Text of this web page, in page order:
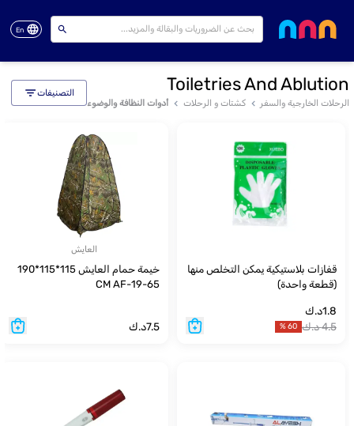
En
Toiletries And Ablution
الرحلات الخارجية والسفر كشتات و الرحلات أدوات النظافة والوضوء
قفازات بلاستيكية يمكن التخلص منها
(قطعة واحدة)
1.8د.ك
4.5د.ك 60
%
العايش
خيمة حمام العايش 115*115*190
CM AF-19-65
7.5د.ك
التصنيفات